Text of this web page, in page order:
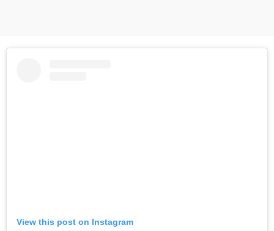
View this post on Instagram